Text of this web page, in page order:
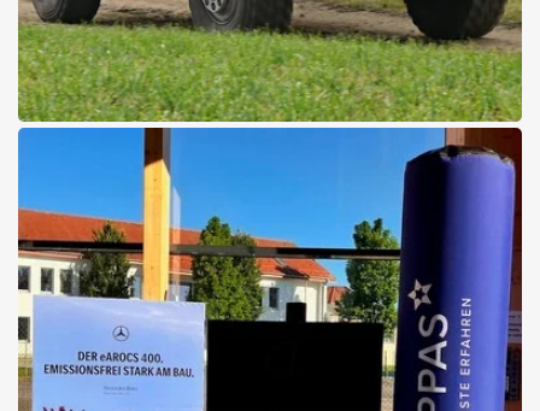
Signal.112 – Anziehungspunkt
für Feuerwehren in Oberwart!
Pappas am wichtigsten Branchenevent der Feuerwehr-Community
Details zur Messe erfahren